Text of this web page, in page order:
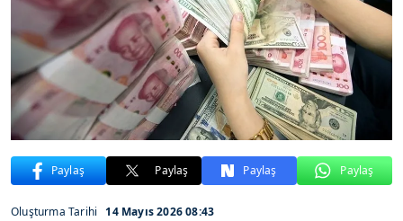
Paylaş Paylaş Paylaş Paylaş
Oluşturma Tarihi 14 Mayıs 2026 08:43